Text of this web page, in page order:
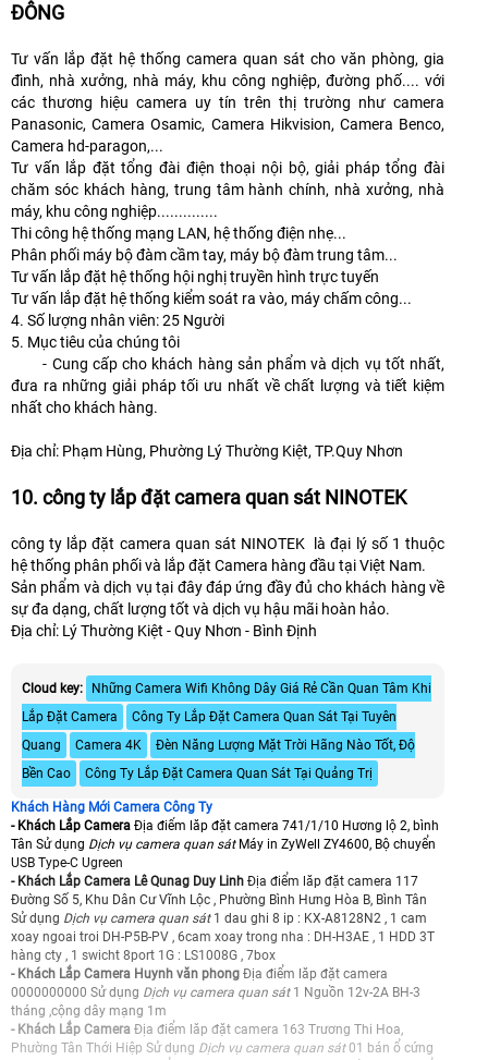
ĐÔNG
Tư vấn lắp đặt hệ thống camera quan sát cho văn phòng, gia
đình, nhà xưởng, nhà máy, khu công nghiệp, đường phố.... với
các thương hiệu camera uy tín trên thị trường như camera
Panasonic, Camera Osamic, Camera Hikvision, Camera Benco,
Camera hd-paragon,...
Tư vấn lắp đặt tổng đài điện thoại nội bộ, giải pháp tổng đài
chăm sóc khách hàng, trung tâm hành chính, nhà xưởng, nhà
máy, khu công nghiệp..............
Thi công hệ thống mạng LAN, hệ thống điện nhẹ...
Phân phối máy bộ đàm cầm tay, máy bộ đàm trung tâm...
Tư vấn lắp đặt hệ thống hội nghị truyền hình trực tuyến
Tư vấn lắp đặt hệ thống kiểm soát ra vào, máy chấm công...
4. Số lượng nhân viên: 25 Người
5. Mục tiêu của chúng tôi
- Cung cấp cho khách hàng sản phẩm và dịch vụ tốt nhất,
đưa ra những giải pháp tối ưu nhất về chất lượng và tiết kiệm
nhất cho khách hàng.
Địa chỉ: Phạm Hùng, Phường Lý Thường Kiệt, TP.Quy Nhơn
10. công ty lắp đặt camera quan sát NINOTEK
công ty lắp đặt camera quan sát NINOTEK là đại lý số 1 thuộc
hệ thống phân phối và lắp đặt Camera hàng đầu tại Việt Nam.
Sản phẩm và dịch vụ tại đây đáp ứng đầy đủ cho khách hàng về
sự đa dạng, chất lượng tốt và dịch vụ hậu mãi hoàn hảo.
Địa chỉ: Lý Thường Kiệt - Quy Nhơn - Bình Định
Cloud key:
Những Camera Wifi Không Dây Giá Rẻ Cần Quan Tâm Khi
Lắp Đặt Camera
Công Ty Lắp Đặt Camera Quan Sát Tại Tuyên
Quang
Camera 4K
Đèn Năng Lượng Mặt Trời Hãng Nào Tốt, Độ
Bền Cao
Công Ty Lắp Đặt Camera Quan Sát Tại Quảng Trị
Khách Hàng Mới Camera Công Ty
- Khách Lắp Camera Địa điểm lăp đặt camera 741/1/10 Hương lộ 2, bình
Tân Sử dụng Dịch vụ camera quan sát Máy in ZyWell ZY4600, Bộ chuyển
USB Type-C Ugreen
- Khách Lắp Camera Lê Qunag Duy Linh Địa điểm lăp đặt camera 117
Đường Số 5, Khu Dân Cư Vĩnh Lộc , Phường Bình Hưng Hòa B, Bình Tân
Sử dụng Dịch vụ camera quan sát 1 dau ghi 8 ip : KX-A8128N2 , 1 cam
xoay ngoai troi DH-P5B-PV , 6cam xoay trong nha : DH-H3AE , 1 HDD 3T
hàng cty , 1 swicht 8port 1G : LS1008G , 7box
- Khách Lắp Camera Huynh văn phong Địa điểm lăp đặt camera
0000000000 Sử dụng Dịch vụ camera quan sát 1 Nguồn 12v-2A BH-3
tháng ,cộng dây mạng 1m
- Khách Lắp Camera Địa điểm lăp đặt camera 163 Trương Thi Hoa,
Phường Tân Thới Hiệp Sử dụng Dịch vụ camera quan sát01 bán ổ cứng